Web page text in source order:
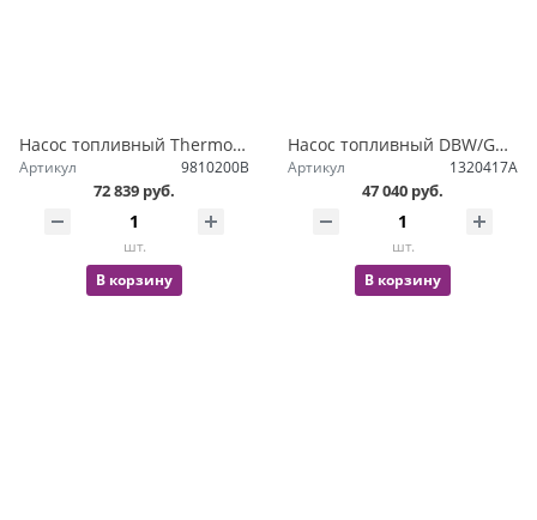
Насос топливный Thermo E350
Артикул 9810200B
72 839 руб.
шт.
В корзину
Насос топливный DBW/GBW
Артикул 1320417A
47 040 руб.
шт.
В корзину